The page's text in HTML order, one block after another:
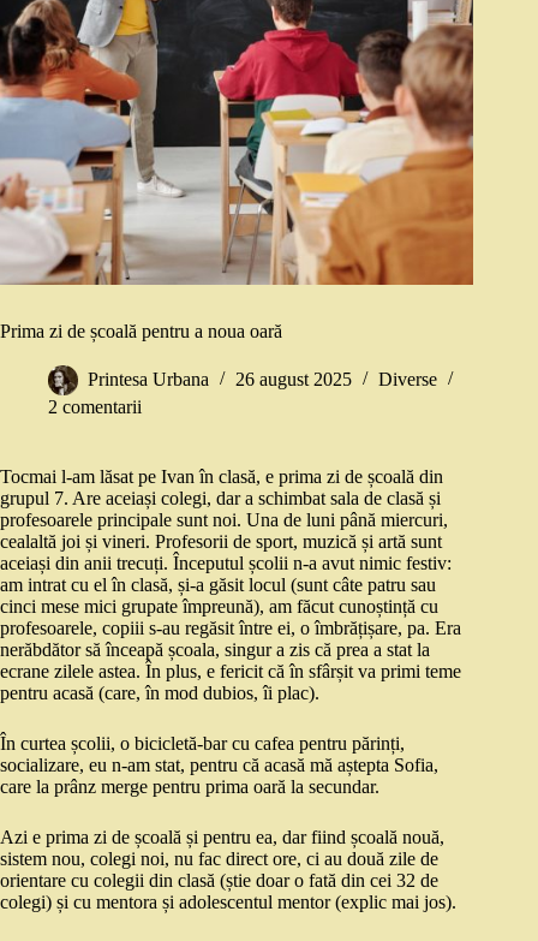
Prima zi de școală pentru a noua oară
Printesa Urbana 26 august 2025
Diverse
2 comentarii
Tocmai l-am lăsat pe Ivan în clasă, e prima zi de școală din
grupul 7. Are aceiași colegi, dar a schimbat sala de clasă și
profesoarele principale sunt noi. Una de luni până miercuri,
cealaltă joi și vineri. Profesorii de sport, muzică și artă sunt
aceiași din anii trecuți. Începutul școlii n-a avut nimic festiv:
am intrat cu el în clasă, și-a găsit locul (sunt câte patru sau
cinci mese mici grupate împreună), am făcut cunoștință cu
profesoarele, copiii s-au regăsit între ei, o îmbrățișare, pa. Era
nerăbdător să înceapă școala, singur a zis că prea a stat la
ecrane zilele astea. În plus, e fericit că în sfârșit va primi teme
pentru acasă (care, în mod dubios, îi plac).
În curtea școlii, o bicicletă-bar cu cafea pentru părinți,
socializare, eu n-am stat, pentru că acasă mă aștepta Sofia,
care la prânz merge pentru prima oară la secundar.
Azi e prima zi de școală și pentru ea, dar fiind școală nouă,
sistem nou, colegi noi, nu fac direct ore, ci au două zile de
orientare cu colegii din clasă (știe doar o fată din cei 32 de
colegi) și cu mentora și adolescentul mentor (explic mai jos).